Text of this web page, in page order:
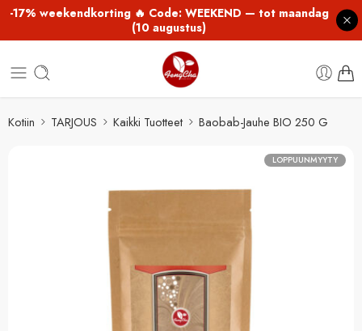
-17% weekendkorting 🔥 Code: WEEKEND — tot maandag
(10 augustus)
Kotiin TARJOUS Kaikki Tuotteet Baobab-Jauhe BIO 250 G
LOPPUUNMYYTY